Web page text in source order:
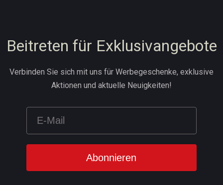
Beitreten für Exklusivangebote
Verbinden Sie sich mit uns für Werbegeschenke, exklusive
Aktionen und aktuelle Neuigkeiten!